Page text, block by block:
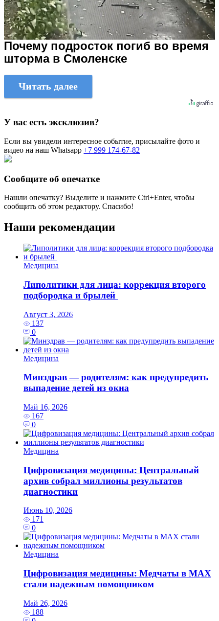
Почему подросток погиб во время
шторма в Смоленске
Читать далее
У вас есть эксклюзив?
Если вы увидели интересное событие, присылайте фото и
видео на наш Whatsapp +7 999 174-67-82
Сообщите об опечатке
Нашли опечатку? Выделите и нажмите Ctrl+Enter, чтобы
сообщить об этом редактору. Спасибо!
Наши рекомендации
Медицина
Липолитики для лица: коррекция второго
подбородка и брылей
Август 3, 2026
137
0
Медицина
Минздрав — родителям: как предупредить
выпадение детей из окна
Май 16, 2026
167
0
Медицина
Цифровизация медицины: Центральный
архив собрал миллионы результатов
диагностики
Июнь 10, 2026
171
0
Медицина
Цифровизация медицины: Медчаты в MAX
стали надежным помощником
Май 26, 2026
188